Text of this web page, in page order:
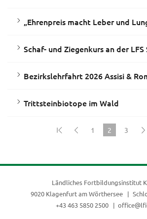
„Ehrenpreis macht Leber und
Schaf- und Ziegenkurs an der
Bezirkslehrfahrt 2026 Assisi &
Trittsteinbiotope im Wald
1
2
3
Ländliches Fortbildungsinstitut
9020 Klagenfurt am Wörthersee
+43 463 5850 2500